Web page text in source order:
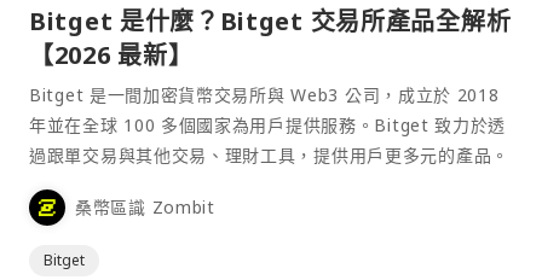
Bitget 是什麼？Bitget 交易所產品全解析
【2026 最新】
Bitget 是一間加密貨幣交易所與 Web3 公司，成立於 2018
年並在全球 100 多個國家為用戶提供服務。Bitget 致力於透
過跟單交易與其他交易、理財工具，提供用戶更多元的產品。
桑幣區識 Zombit
Bitget